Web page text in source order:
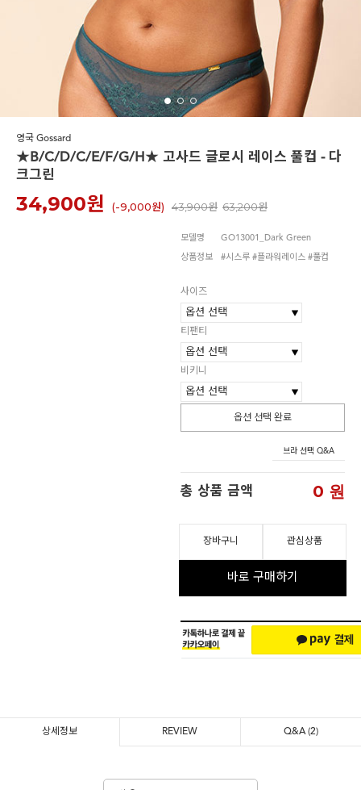
영국 Gossard
★B/C/D/C/E/F/G/H★ 고사드 글로시 레이스 풀컵 - 다
크그린
34,900원 (-9,000원) 43,900원 63,200원
모델명 GO13001_Dark Green
상품정보 #시스루 #플라워레이스 #풀컵
사이즈
티팬티
비키니
옵션 선택 완료
브라 선택 Q&A
총 상품 금액 0 원
장바구니 관심상품
바로 구매하기
상세정보 REVIEW Q&A(2)